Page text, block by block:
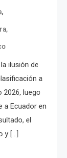
,
,
ilusión de
a
2026, luego
a Ecuador en
el
y […]